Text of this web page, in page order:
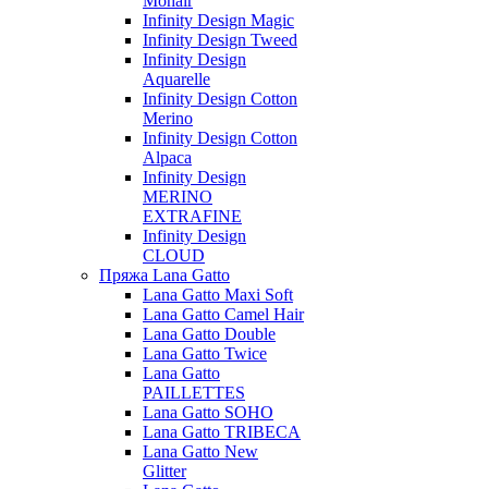
Infinity Design Magic
Infinity Design Tweed
Infinity Design
Aquarelle
Infinity Design Cotton
Merino
Infinity Design Cotton
Alpaca
Infinity Design
MERINO
EXTRAFINE
Infinity Design
CLOUD
Пряжа Lana Gatto
Lana Gatto Maxi Soft
Lana Gatto Camel Hair
Lana Gatto Double
Lana Gatto Twice
Lana Gatto
PAILLETTES
Lana Gatto SOHO
Lana Gatto TRIBECA
Lana Gatto New
Glitter